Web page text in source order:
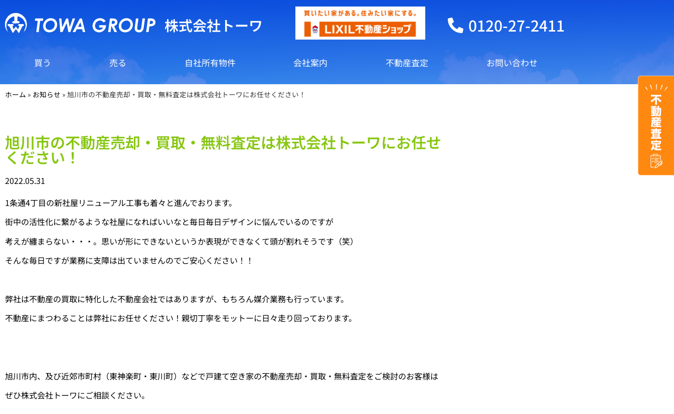
株式会社トーワ 0120-27-2411
買う 売る 自社所有物件 会社案内 不動産査定 お問い合わせ
ホーム » お知らせ » 旭川市の不動産売却・買取・無料査定は株式会社トーワにお任せください！
旭川市の不動産売却・買取・無料査定は株式会社トーワにお任せ
ください！
2022.05.31
1条通4丁目の新社屋リニューアル工事も着々と進んでおります。
街中の活性化に繋がるような社屋になればいいなと毎日毎日デザインに悩んでいるのですが
考えが纏まらない・・・。思いが形にできないというか表現ができなくて頭が割れそうです（笑）
そんな毎日ですが業務に支障は出ていませんのでご安心ください！！
弊社は不動産の買取に特化した不動産会社ではありますが、もちろん媒介業務も行っています。
不動産にまつわることは弊社にお任せください！親切丁寧をモットーに日々走り回っております。
旭川市内、及び近郊市町村（東神楽町・東川町）などで戸建て空き家の不動産売却・買取・無料査定をご検討のお客様は
ぜひ株式会社トーワにご相談ください。